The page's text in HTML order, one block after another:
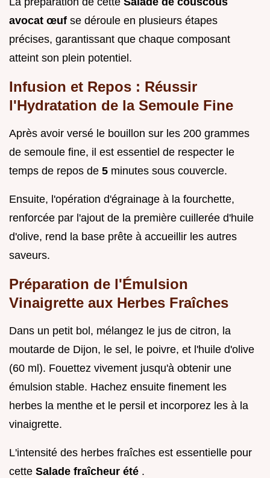
avocat œuf se déroule en plusieurs étapes
précises, garantissant que chaque composant
atteint son plein potentiel.
Infusion et Repos : Réussir
l'Hydratation de la Semoule Fine
Après avoir versé le bouillon sur les 200 grammes
de semoule fine, il est essentiel de respecter le
temps de repos de 5 minutes sous couvercle.
Ensuite, l'opération d'égrainage à la fourchette,
renforcée par l'ajout de la première cuillerée d'huile
d'olive, rend la base prête à accueillir les autres
saveurs.
Préparation de l'Émulsion
Vinaigrette aux Herbes Fraîches
Dans un petit bol, mélangez le jus de citron, la
moutarde de Dijon, le sel, le poivre, et l'huile d'olive
(60 ml). Fouettez vivement jusqu'à obtenir une
émulsion stable. Hachez ensuite finement les
herbes la menthe et le persil et incorporez les à la
vinaigrette.
L'intensité des herbes fraîches est essentielle pour
cette Salade fraîcheur été .